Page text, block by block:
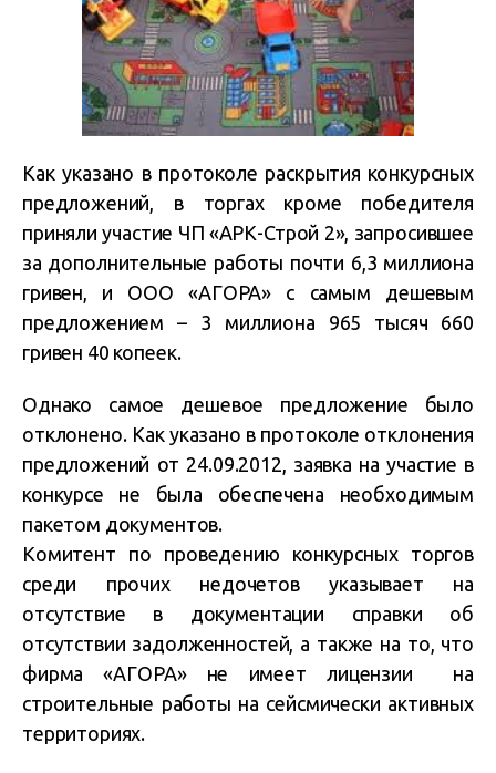
Как указано в протоколе раскрытия конкурсных
предложений, в торгах кроме победителя
приняли участие ЧП «АРК-Строй 2», запросившее
за дополнительные работы почти 6,3 миллиона
гривен, и ООО «АГОРА» с самым дешевым
предложением – 3 миллиона 965 тысяч 660
гривен 40 копеек.
Однако самое дешевое предложение было
отклонено. Как указано в протоколе отклонения
предложений от 24.09.2012, заявка на участие в
конкурсе не была обеспечена необходимым
пакетом документов.
Комитент по проведению конкурсных торгов
среди прочих недочетов указывает на
отсутствие в документации справки об
отсутствии задолженностей, а также на то, что
фирма «АГОРА» не имеет лицензии на
строительные работы на сейсмически активных
территориях.